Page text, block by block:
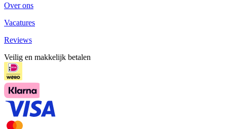
Over ons
Vacatures
Reviews
Veilig en makkelijk betalen